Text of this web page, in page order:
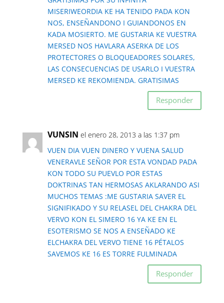
MISERIWEORDIA KE HA TENIDO PADA KON
NOS, ENSEÑANDONO I GUIANDONOS EN
KADA MOSIERTO. ME GUSTARIA KE VUESTRA
MERSED NOS HAVLARA ASERKA DE LOS
PROTECTORES O BLOQUEADORES SOLARES,
LAS CONSECUENCIAS DE USARLO I VUESTRA
MERSED KE REKOMIENDA. GRATISIMAS
Responder
VUNSIN el enero 28, 2013 a las 1:37 pm
VUEN DIA VUEN DINERO Y VUENA SALUD
VENERAVLE SEÑOR POR ESTA VONDAD PADA
KON TODO SU PUEVLO POR ESTAS
DOKTRINAS TAN HERMOSAS AKLARANDO ASI
MUCHOS TEMAS :ME GUSTARIA SAVER EL
SIGNIFIKADO Y SU RELASEL DEL CHAKRA DEL
VERVO KON EL SIMERO 16 YA KE EN EL
ESOTERISMO SE NOS A ENSEÑADO KE
ELCHAKRA DEL VERVO TIENE 16 PÉTALOS
SAVEMOS KE 16 ES TORRE FULMINADA
Responder